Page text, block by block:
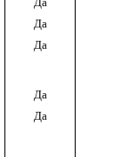
Да
Да
Да
Да